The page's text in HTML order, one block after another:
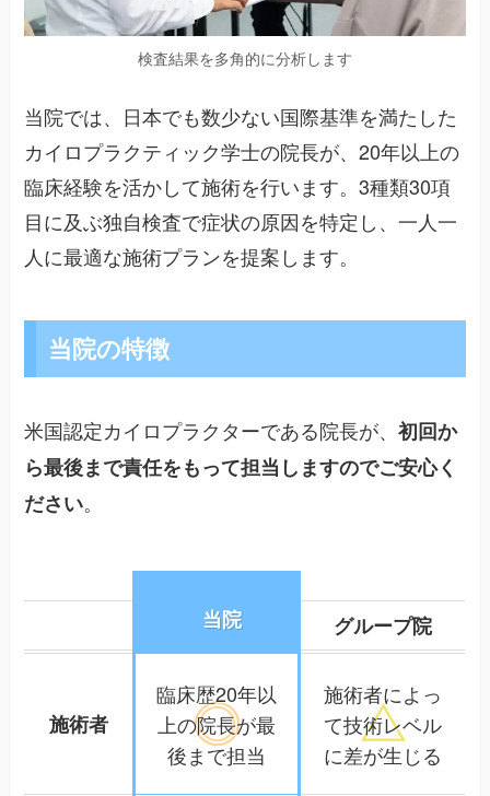
検査結果を多角的に分析します
当院では、日本でも数少ない国際基準を満たした
カイロプラクティック学士の院長が、20年以上の
臨床経験を活かして施術を行います。3種類30項
目に及ぶ独自検査で症状の原因を特定し、一人一
人に最適な施術プランを提案します。
当院の特徴
米国認定カイロプラクターである院長が、初回か
ら最後まで責任をもって担当しますのでご安心く
ださい。
当院 グループ院
施術者
臨床歴20年以
上の院長が最
後まで担当
施術者によっ
て技術レベル
に差が生じる